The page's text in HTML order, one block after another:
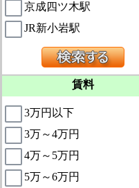
京成四ツ木駅
JR新小岩駅
賃料
3万円以下
3万～4万円
4万～5万円
5万～6万円